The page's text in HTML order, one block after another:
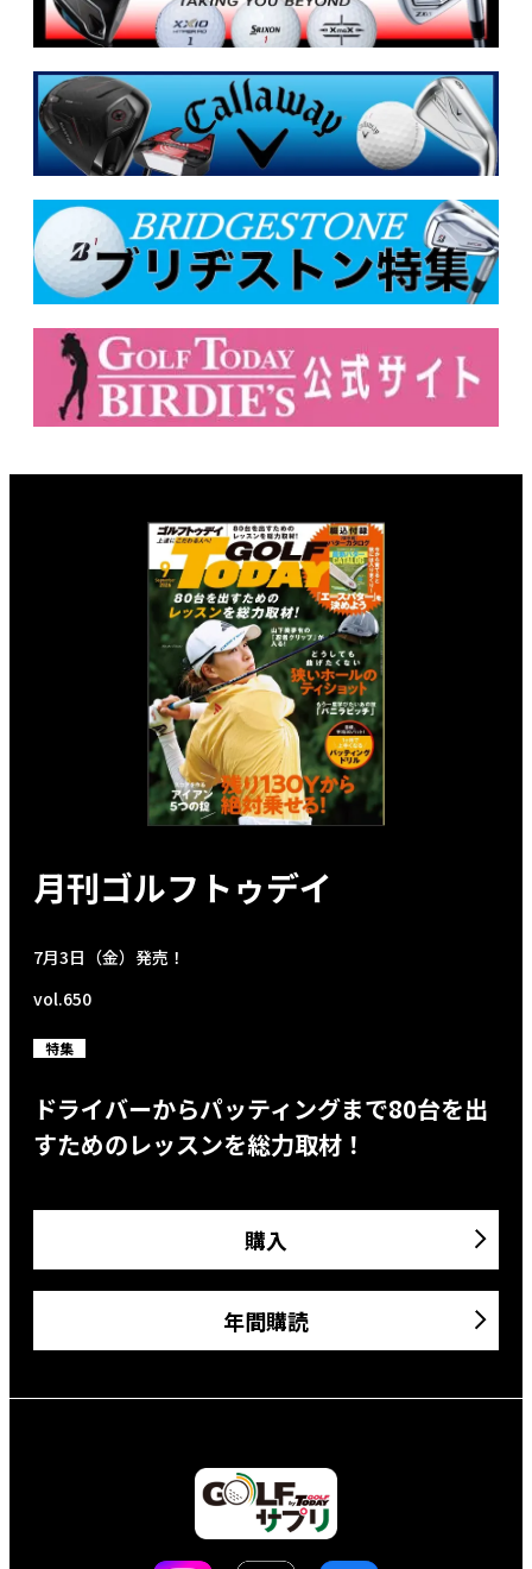
月刊ゴルフトゥデイ
7月3日（金）発売！
vol.650
特集
ドライバーからパッティングまで80台を出
すためのレッスンを総力取材！
購入
年間購読